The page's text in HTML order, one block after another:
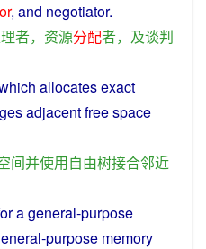
, and negotiator.
者， 资源分配者， 及谈判
allocatesexact
adjacentfreespace
间并使用自由树接合邻近
ageneral-purpose
purpose memory